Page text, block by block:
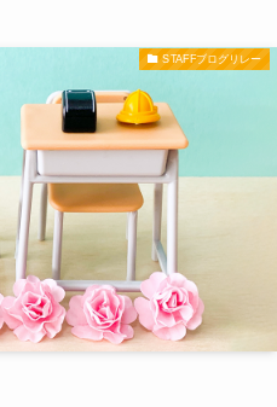
STAFFブログリレー